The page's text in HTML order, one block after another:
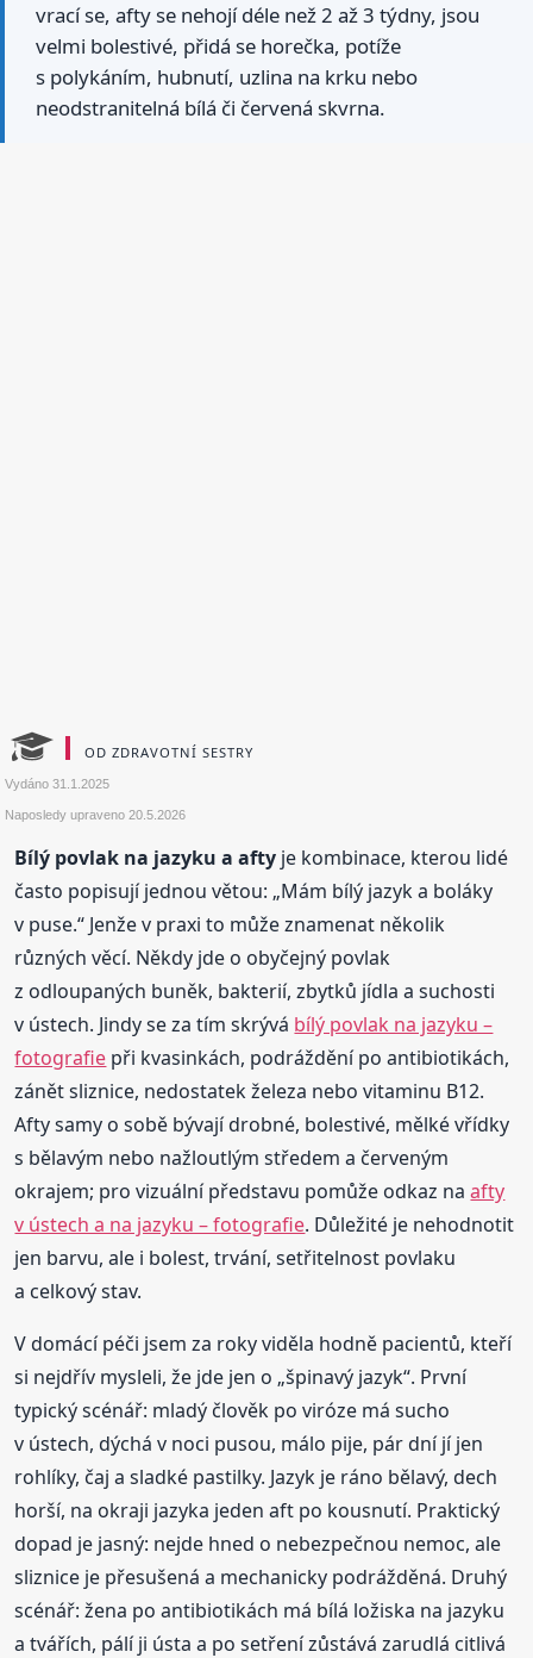
vrací se, afty se nehojí déle než 2 až 3 týdny, jsou
velmi bolestivé, přidá se horečka, potíže
s polykáním, hubnutí, uzlina na krku nebo
neodstranitelná bílá či červená skvrna.
OD ZDRAVOTNÍ SESTRY
Vydáno31.1.2025
Naposledy upraveno20.5.2026
Bílý povlak na jazyku a afty je kombinace, kterou lidé
často popisují jednou větou: „Mám bílý jazyk a boláky
v puse.“ Jenže v praxi to může znamenat několik
různých věcí. Někdy jde o obyčejný povlak
z odloupaných buněk, bakterií, zbytků jídla a suchosti
v ústech. Jindy se za tím skrývá bílý povlak na jazyku –
fotografie při kvasinkách, podráždění po antibiotikách,
zánět sliznice, nedostatek železa nebo vitaminu B12.
Afty samy o sobě bývají drobné, bolestivé, mělké vřídky
s bělavým nebo nažloutlým středem a červeným
okrajem; pro vizuální představu pomůže odkaz naafty
v ústech a na jazyku – fotografie. Důležité je nehodnotit
jen barvu, ale i bolest, trvání, setřitelnost povlaku
a celkový stav.
V domácí péči jsem za roky viděla hodně pacientů, kteří
si nejdřív mysleli, že jde jen o „špinavý jazyk“. První
typický scénář: mladý člověk po viróze má sucho
v ústech, dýchá v noci pusou, málo pije, pár dní jí jen
rohlíky, čaj a sladké pastilky. Jazyk je ráno bělavý, dech
horší, na okraji jazyka jeden aft po kousnutí. Praktický
dopad je jasný: nejde hned o nebezpečnou nemoc, ale
sliznice je přesušená a mechanicky podrážděná. Druhý
scénář: žena po antibiotikách má bílá ložiska na jazyku
a tvářích, pálí ji ústa a po setření zůstává zarudlá citlivá